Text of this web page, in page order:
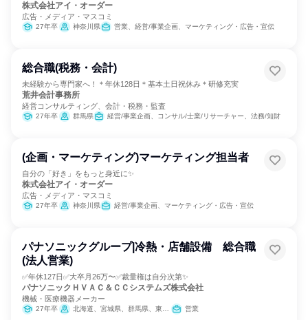
株式会社アイ・オーダー
広告・メディア・マスコミ
27年卒 神奈川県 営業、経営/事業企画、マーケティング・広告・宣伝
総合職(税務・会計)
未経験から専門家へ！＊年休128日＊基本土日祝休み＊研修充実
荒井会計事務所
経営コンサルティング、会計・税務・監査
27年卒 群馬県 経営/事業企画、コンサル/士業/リサーチャー、法務/知財
(企画・マーケティング)マーケティング担当者
自分の「好き」をもっと身近に✨
株式会社アイ・オーダー
広告・メディア・マスコミ
27年卒 神奈川県 経営/事業企画、マーケティング・広告・宣伝
パナソニックグループ|冷熱・店舗設備 総合職
(法人営業)
✅年休127日✅大卒月26万〜✅裁量権は自分次第✨
パナソニックＨＶＡＣ＆ＣＣシステムズ株式会社
機械・医療機器メーカー
27年卒 北海道、宮城県、群馬県、東京都、愛知県、大阪府、広島県、福岡県 営業